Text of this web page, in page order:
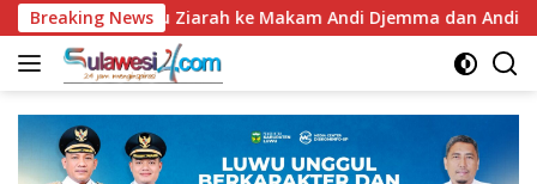
Langsung
ke
konten
Breaking News
Luwu Ziarah ke Makam Andi Djemma dan Andi